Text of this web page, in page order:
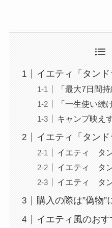
イエティ「タン
「最大7日間
「一生使い続
キャンプ映え
イエティ「タン
イエティ タ
イエティ タ
イエティ タ
購入の際は”偽物”
イエティ風のお